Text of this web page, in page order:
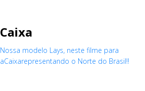
Caixa
Nossa modelo Lays, neste filme para
aCaixarepresentando o Norte do Brasil!!